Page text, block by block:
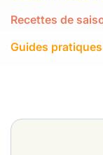
Recettes de
Guides